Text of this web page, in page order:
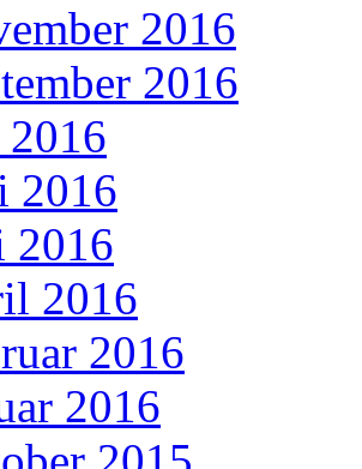
2016
2016
2016
2016
2016
2016
2016